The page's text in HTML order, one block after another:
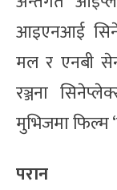
आइएनआई
मल र एनबी
रञ्जना
मुभिजमा फिल्म
परान